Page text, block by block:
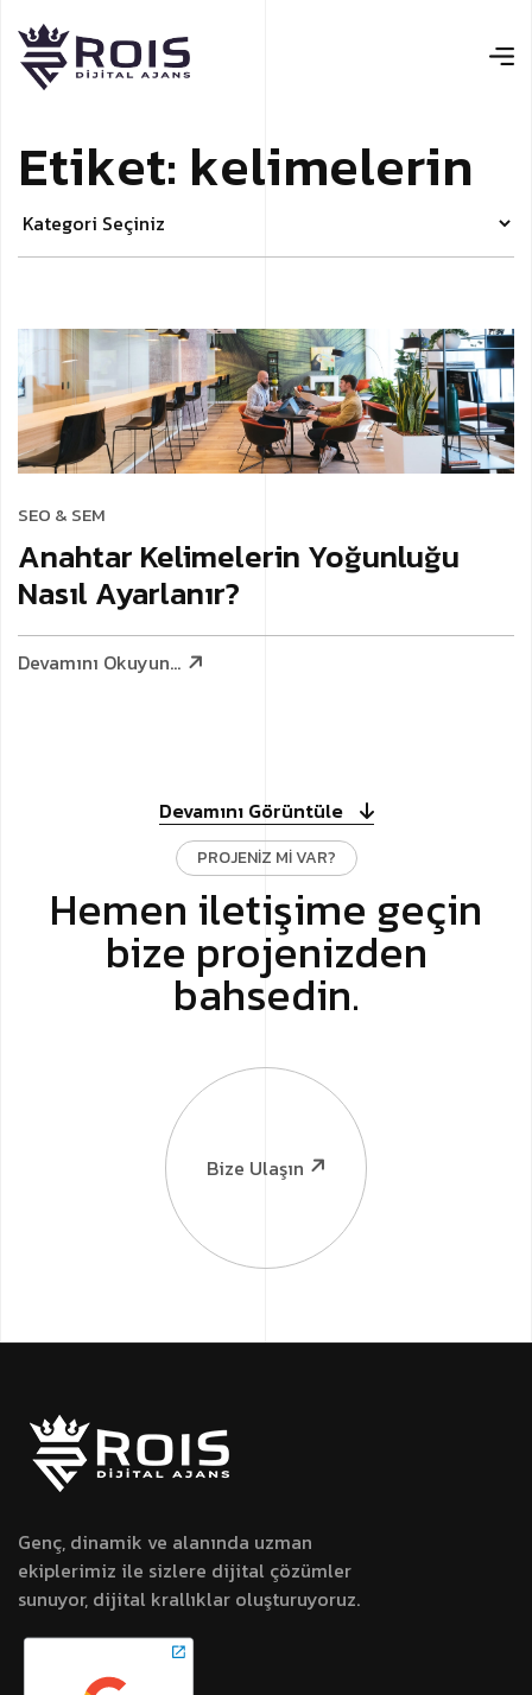
Etiket: kelimelerin
SEO & SEM
Anahtar Kelimelerin Yoğunluğu
Nasıl Ayarlanır?
Devamını Okuyun...
Devamını Görüntüle
PROJENIZ MI VAR?
Hemen iletişime geçin
bize projenizden
bahsedin.
Bize Ulaşın
Genç, dinamik ve alanında uzman
ekiplerimiz ile sizlere dijital çözümler
sunuyor, dijital krallıklar oluşturuyoruz.